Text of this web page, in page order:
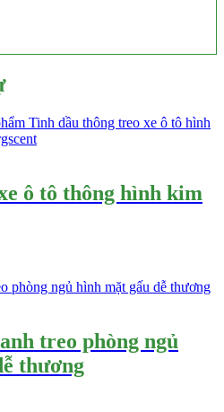
ô tô thông hình kim
treo phòng ngủ
thương